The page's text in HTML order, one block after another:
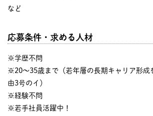
など
応募条件・求める人材
※学歴不問
※20～35歳まで（若年層の長期キャリア形成
由3号のイ）
※経験不問
※若手社員活躍中！